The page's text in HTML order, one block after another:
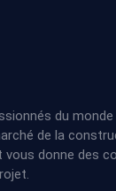
du monde
de la
donne des